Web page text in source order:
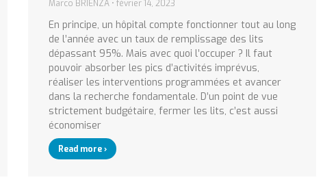
Marco BRIENZA février 14, 2023
En principe, un hôpital compte fonctionner tout au long
de l’année avec un taux de remplissage des lits
dépassant 95%. Mais avec quoi l’occuper ? Il faut
pouvoir absorber les pics d’activités imprévus,
réaliser les interventions programmées et avancer
dans la recherche fondamentale. D’un point de vue
strictement budgétaire, fermer les lits, c’est aussi
économiser
Read more ›